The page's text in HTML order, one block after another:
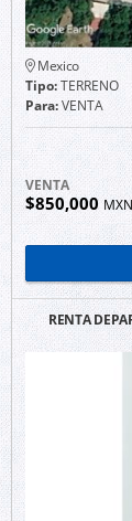
Mexico
Tipo:TERRENO
Para:VENTA
VENTA
$850,000 MXN
RENTA